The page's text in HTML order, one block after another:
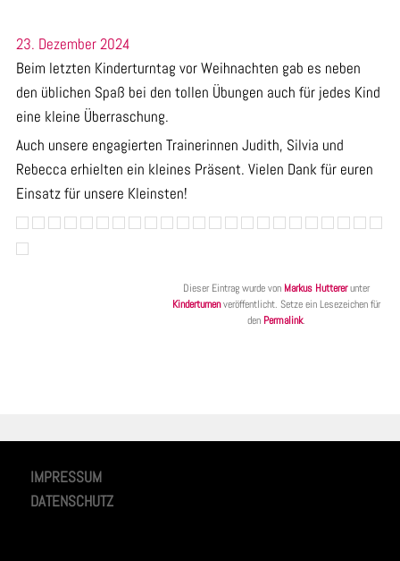
23. Dezember 2024
Beim letzten Kinderturntag vor Weihnachten gab es neben
den üblichen Spaß bei den tollen Übungen auch für jedes Kind
eine kleine Überraschung.
Auch unsere engagierten Trainerinnen Judith, Silvia und
Rebecca erhielten ein kleines Präsent. Vielen Dank für euren
Einsatz für unsere Kleinsten!
Dieser Eintrag wurde von Markus Huttererunter
Kinderturnenveröffentlicht. Setze ein Lesezeichen für
den Permalink.
IMPRESSUM
DATENSCHUTZ